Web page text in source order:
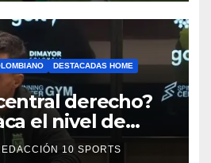
DESTACADAS HOME
derecho?
el nivel de
10 SPORTS